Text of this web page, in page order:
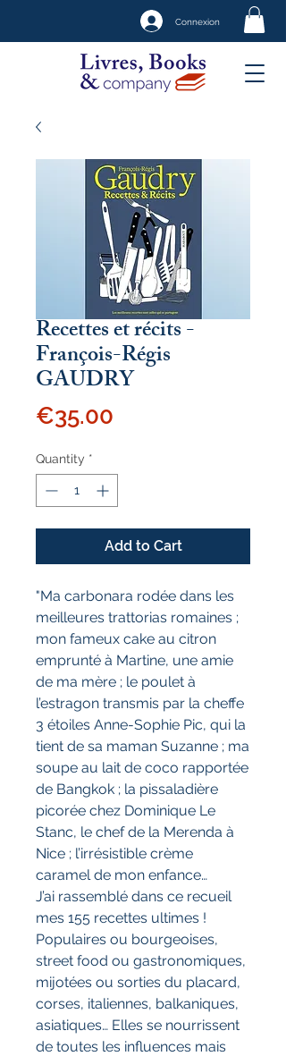
Connexion
Recettes et récits -
François-Régis
GAUDRY
€35.00
Quantity *
Add to Cart
"Ma carbonara rodée dans les
meilleures trattorias romaines ;
mon fameux cake au citron
emprunté à Martine, une amie
de ma mère ; le poulet à
l’estragon transmis par la cheffe
3 étoiles Anne-Sophie Pic, qui la
tient de sa maman Suzanne ; ma
soupe au lait de coco rapportée
de Bangkok ; la pissaladière
picorée chez Dominique Le
Stanc, le chef de la Merenda à
Nice ; l’irrésistible crème
caramel de mon enfance…
J’ai rassemblé dans ce recueil
mes 155 recettes ultimes !
Populaires ou bourgeoises,
street food ou gastronomiques,
mijotées ou sorties du placard,
corses, italiennes, balkaniques,
asiatiques… Elles se nourrissent
de toutes les influences mais